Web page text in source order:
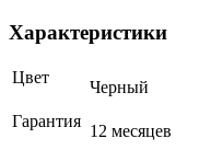
Характеристики
Цвет
Черный
Гарантия
12 месяцев